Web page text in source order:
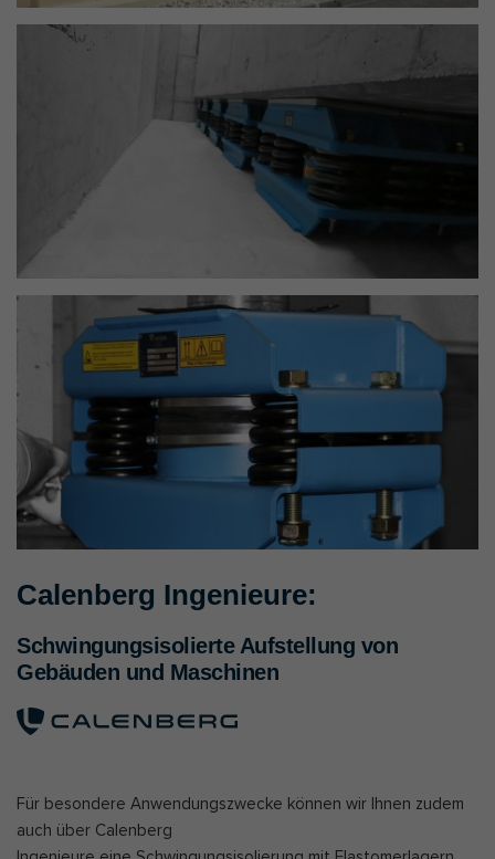
Calenberg Ingenieure:
Schwingungsisolierte Aufstellung von
Gebäuden und Maschinen
Für besondere Anwendungszwecke können wir Ihnen zudem
auch über Calenberg